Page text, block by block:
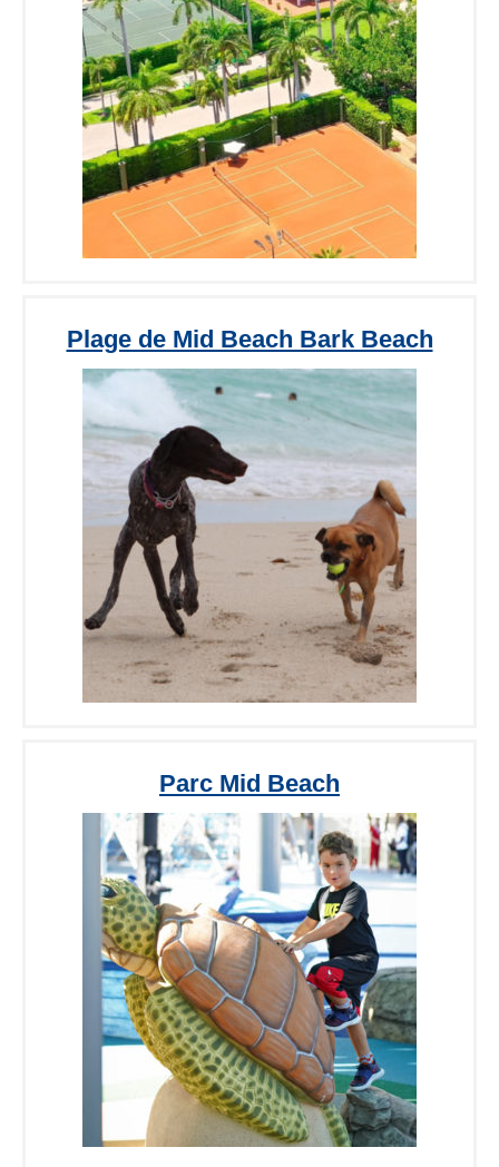
Plage de Mid Beach Bark Beach
Parc Mid Beach